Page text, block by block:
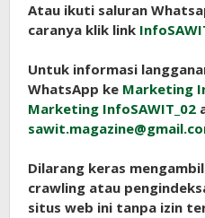
Atau ikuti saluran
caranya klik link
Untuk informasi
WhatsApp ke Marketing
Marketing InfoSAWIT_02
Dilarang keras
crawling atau
situs web ini tanpa izin